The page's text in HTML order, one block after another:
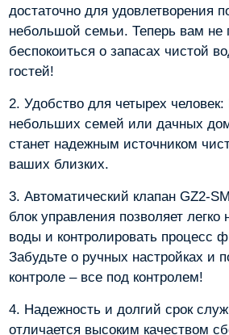
достаточно для удовлетворения
небольшой семьи. Теперь вам не
беспокоиться о запасах чистой
гостей!
2. Удобство для четырех
небольших семей или дачных
станет надежным источником
ваших близких.
3. Автоматический клапан GZ2-
блок управления позволяет легко
воды и контролировать процесс
Забудьте о ручных настройках и
контроле – все под контролем!
4. Надежность и долгий срок
отличается высоким качеством